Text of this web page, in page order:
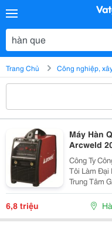
Trang Chủ Công nghiệp,
Máy Hàn
Arcweld
Công Ty
Tôi Làm Đại Diện
Trung Tâm Gia
Loan) - Các
6,8 triệu